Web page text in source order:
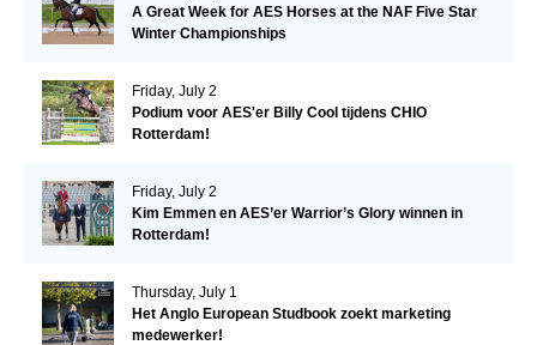
A Great Week for AES Horses at the NAF Five Star
Winter Championships
Friday, July 2
Podium voor AES'er Billy Cool tijdens CHIO
Rotterdam!
Friday, July 2
Kim Emmen en AES’er Warrior’s Glory winnen in
Rotterdam!
Thursday, July 1
Het Anglo European Studbook zoekt marketing
medewerker!